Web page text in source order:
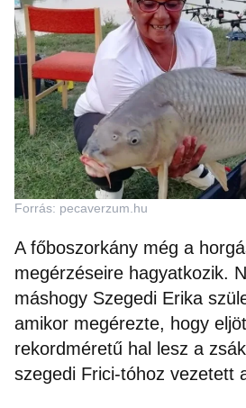
Forrás: pecaverzum.hu
A főboszorkány még a
megérzéseire hagyatkozik.
máshogy Szegedi Erika
amikor megérezte, hogy
rekordméretű hal lesz a
szegedi Frici-tóhoz vezetett